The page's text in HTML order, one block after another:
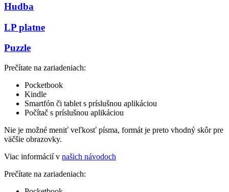
Hudba
LP platne
Puzzle
Prečítate na zariadeniach:
Pocketbook
Kindle
Smartfón či tablet s príslušnou aplikáciou
Počítač s príslušnou aplikáciou
Nie je možné meniť veľkosť písma, formát je preto vhodný skôr pre
väčšie obrazovky.
Viac informácií v našich návodoch
Prečítate na zariadeniach: